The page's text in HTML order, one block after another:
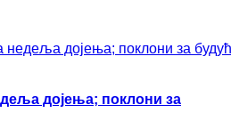
дојења; поклони за